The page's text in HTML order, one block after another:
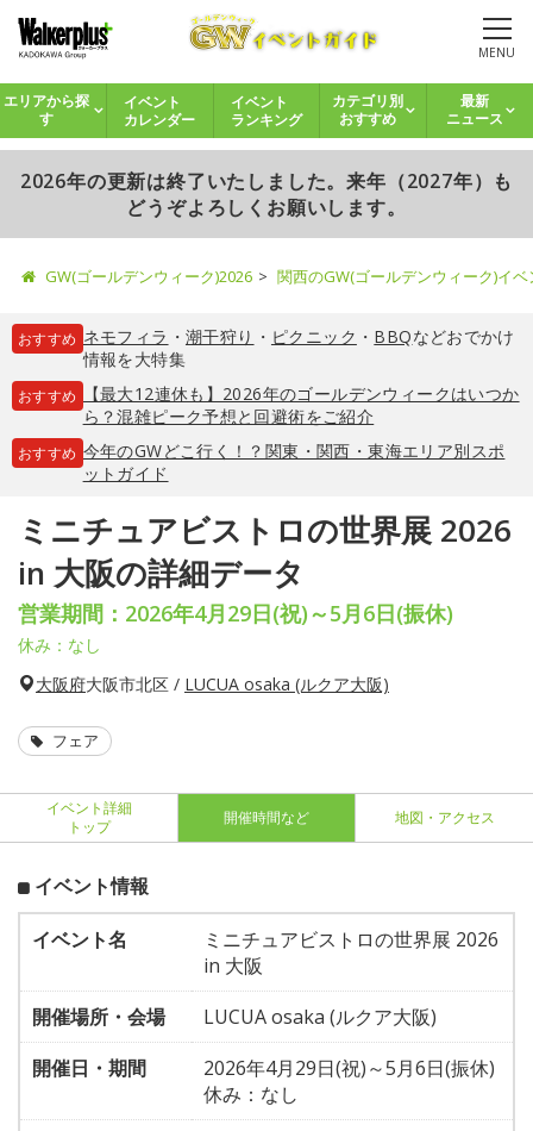
MENU
エリアから探
す
イベント
カレンダー
イベント
ランキング
カテゴリ別
おすすめ
最新
ニュース
2026年の更新は終了いたしました。来年（2027年）も
どうぞよろしくお願いします。
GW(ゴールデンウィーク)2026 関西のGW(ゴールデンウィーク)イ
おすすめ ネモフィラ ・ 潮干狩り ・ ピクニック ・ BBQなどおでかけ
情報を大特集
おすすめ
【最大12連休も】2026年のゴールデンウィークはいつか
ら？混雑ピーク予想と回避術をご紹介
おすすめ 今年のGWどこ行く！？関東・関西・東海エリア別スポ
ットガイド
ミニチュアビストロの世界展 2026
in 大阪の詳細データ
営業期間：2026年4月29日(祝)～5月6日(振休)
休み：なし
大阪府大阪市北区 / LUCUA osaka (ルクア大阪)
フェア
イベント詳細
トップ
開催時間など 地図・アクセス
イベント情報
イベント名
ミニチュアビストロの世界展 2026
in 大阪
開催場所・会場
LUCUA osaka (ルクア大阪)
開催日・期間
2026年4月29日(祝)～5月6日(振休)
休み：なし